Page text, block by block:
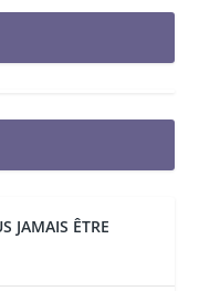
JAMAIS ÊTRE